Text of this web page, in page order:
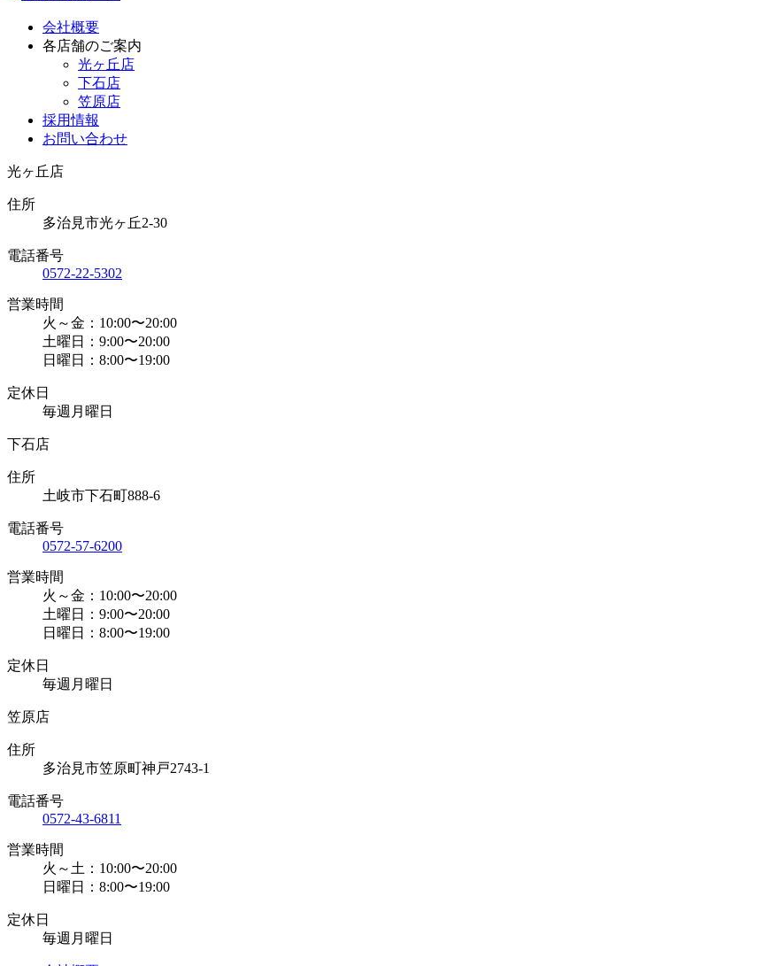
会社概要
各店舗のご案内
光ヶ丘店
下石店
笠原店
採用情報
お問い合わせ
光ヶ丘店
住所
多治見市光ヶ丘2-30
電話番号
0572-22-5302
営業時間
火～金：10:00〜20:00
土曜日：9:00〜20:00
日曜日：8:00〜19:00
定休日
毎週月曜日
下石店
住所
土岐市下石町888-6
電話番号
0572-57-6200
営業時間
火～金：10:00〜20:00
土曜日：9:00〜20:00
日曜日：8:00〜19:00
定休日
毎週月曜日
笠原店
住所
多治見市笠原町神戸2743-1
電話番号
0572-43-6811
営業時間
火～土：10:00〜20:00
日曜日：8:00〜19:00
定休日
毎週月曜日